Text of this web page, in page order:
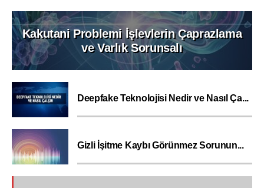
Kakutani Problemi İşlevlerin Çaprazlama
ve Varlık Sorunsalı
Deepfake Teknolojisi Nedir ve Nasıl Ça...
Gizli İşitme Kaybı Görünmez Sorunun...